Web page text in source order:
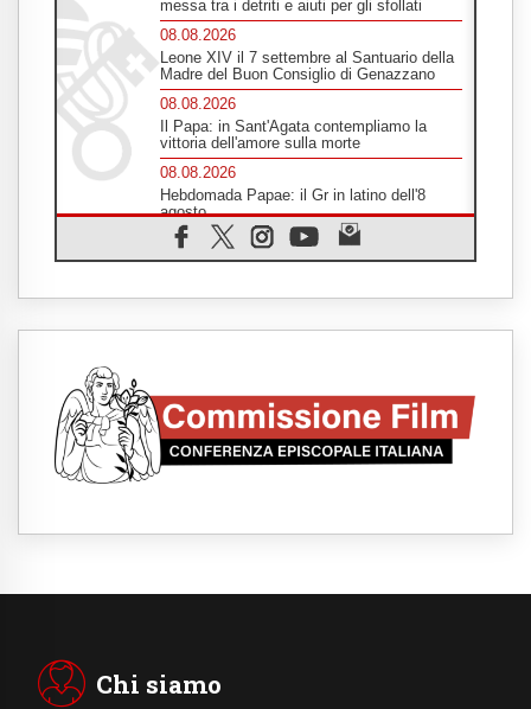
messa tra i detriti e aiuti per gli sfollati
08.08.2026
Leone XIV il 7 settembre al Santuario della
Madre del Buon Consiglio di Genazzano
08.08.2026
Il Papa: in Sant'Agata contempliamo la
vittoria dell'amore sulla morte
08.08.2026
Hebdomada Papae: il Gr in latino dell'8
agosto
08.08.2026
Spin Time, Reina: Cristo non abita nei
senzatetto
08.08.2026
08.08.2026
Argentina, l'arcivescovo Colombo: "La
visita del Papa messaggio di pace e
dignità"
Medio Oriente
Chi siamo